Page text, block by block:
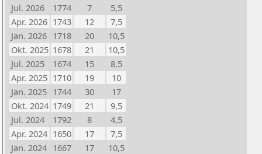
Jul. 2026
1774 7
5,5
Apr. 2026 1743 12
7,5
Jan. 2026 1718 20
10,5
Okt. 2025 1678 21
10,5
Jul. 2025
1674 15
8,5
Apr. 2025 1710 19
10
Jan. 2025 1744 30
17
Okt. 2024 1749 21
9,5
Jul. 2024
1792 8
4,5
Apr. 2024 1650 17
7,5
Jan. 2024 1667 17
10,5